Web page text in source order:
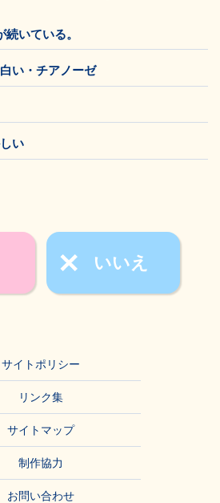
いている。
い・チアノーゼ
い
いいえ
サイトポリシー
リンク集
サイトマップ
制作協力
お問い合わせ